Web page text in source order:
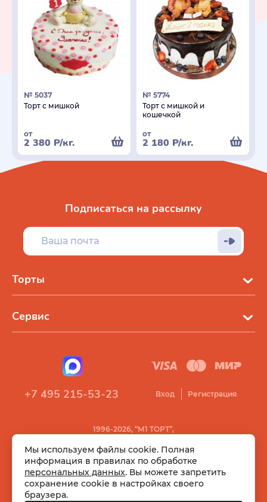
№ 5037
Торт с мишкой
от
2 380 Р/кг.
№ 5774
Торт с мишкой и
кошечкой
от
2 180 Р/кг.
Торты
Сервис
Подписаться на рассылку
1996-2026, “М1 ТОРТ”,
+7 495 215-53-23 Вход Регистрация
Мы используем файлы cookie. Полная
информация в правилах по обработке
персональных данных. Вы можете запретить
сохранение cookie в настройках своего
браузера.